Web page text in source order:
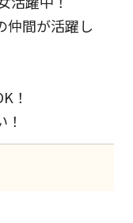
仲間が活躍し
！